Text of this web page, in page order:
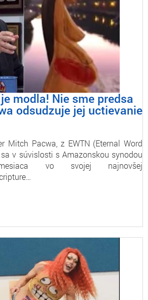
modla! Nie sme predsa
odsudzuje jej uctievanie
Mitch Pacwa, z EWTN (Eternal Word
v súvislosti s Amazonskou synodou
vo svojej najnovšej